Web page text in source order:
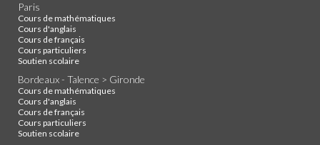
Paris
Cours de mathématiques
Cours d'anglais
Cours de français
Cours particuliers
Soutien scolaire
Bordeaux - Talence > Gironde
Cours de mathématiques
Cours d'anglais
Cours de français
Cours particuliers
Soutien scolaire